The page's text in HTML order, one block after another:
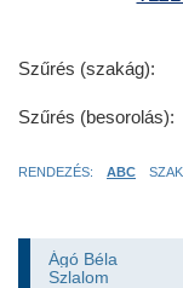
Szűrés (szakág):
Szűrés (besorolás):
RENDEZÉS: ABC
Ágó Béla
Szlalom